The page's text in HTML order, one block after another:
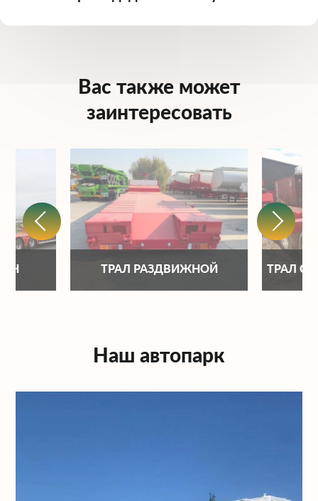
Вас также может
заинтересовать
ТРАЛ РАЗДВИЖНОЙ ТРАЛ С
Наш автопарк